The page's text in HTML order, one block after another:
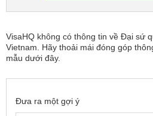
VisaHQ không có thông tin về Đại sứ
Vietnam. Hãy thoải mái đóng góp
mẫu dưới đây.
Đưa ra một gợi ý